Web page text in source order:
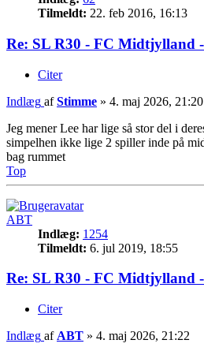
Tilmeldt: 22. feb 2016, 16:13
Re: SL R30 - FC Midtjylland
Citer
Indlæg afStimme » 4. maj 2026, 21:20
Jeg mener Lee har lige så stor del i
simpelhen ikke lige 2 spiller inde på
bag rummet
Top
ABT
Indlæg: 1254
Tilmeldt: 6. jul 2019, 18:55
Re: SL R30 - FC Midtjylland
Citer
Indlæg af ABT » 4. maj 2026, 21:22